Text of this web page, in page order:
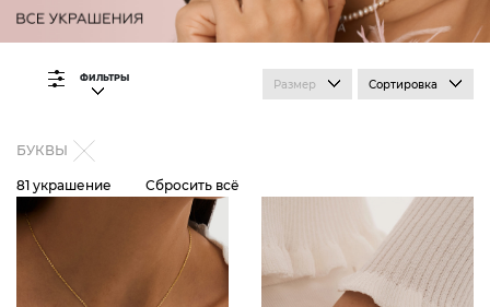
ФИЛЬТРЫ Размер Сортировка
БУКВЫ
81 украшение Сбросить всё